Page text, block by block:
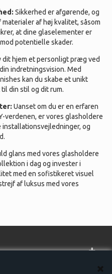
Sikkerhed er afgørende, og
af høj kvalitet, såsom
at dine glaselementer er
potentielle skader.
dit hjem et personligt præg ved
indretningsvision. Med
kan du skabe et unikt
din stil og dit rum.
Uanset om du er en erfaren
verdenen, er vores glasholdere
og
glans med vores glasholdere
i dag og invester i
med en sofistikeret visuel
af luksus med vores